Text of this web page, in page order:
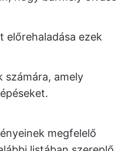
előrehaladása ezek
számára, amely
megfelelő